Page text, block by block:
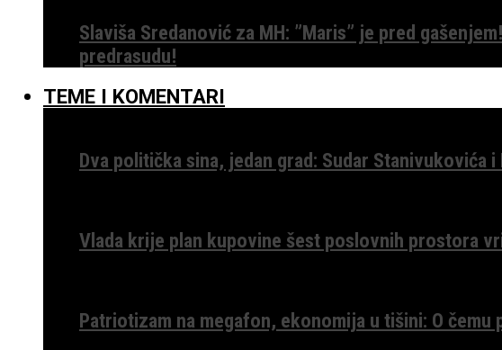
Slaviša Sredanović za MH: ”Maris” je pred
predrasudu!
TEME I KOMENTARI
Dva politička sina, jedan grad: Sudar Stanivukovića
Vlada krije plan kupovine šest poslovnih prostora
Patriotizam na megafon, ekonomija u tišini: O